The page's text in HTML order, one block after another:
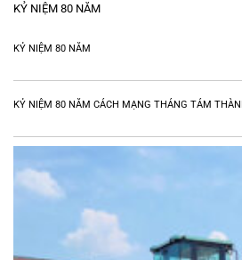
KỶ NIỆM 80 NĂM
KỶ NIỆM 80 NĂM
KỶ NIỆM 80 NĂM CÁCH MẠNG THÁNG TÁM